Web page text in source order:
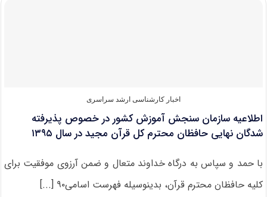
اخبار کارشناسی ارشد سراسری
اطلاعیه سازمان سنجش آموزش کشور در خصوص پذیرفته
شدگان نهایی حافظان محترم کل قرآن مجید در سال ۱۳۹۵
با حمد و سپاس به درگاه خداوند متعال و ضمن آرزوی موفقیت برای
کلیه حافظان محترم قرآن، بدینوسیله فهرست اسامی۹۰ [...]